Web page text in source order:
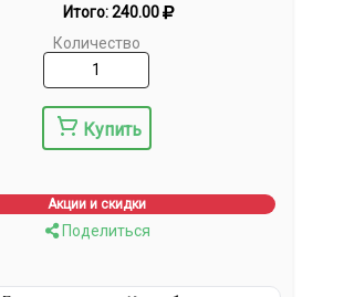
Итого:240.00
Количество
Купить
Акции и скидки
Поделиться